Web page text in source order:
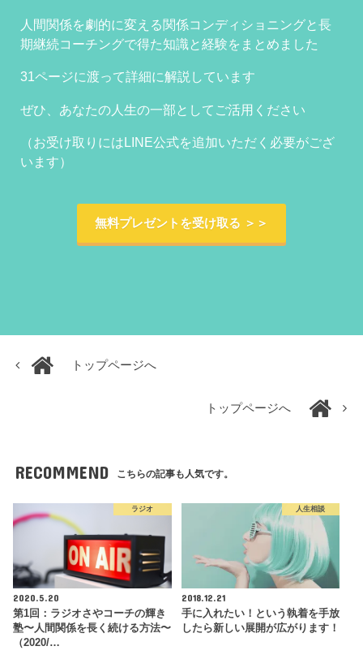
人間関係を劇的に変える関係コンディショニングと長
期継続コーチングで得た知識と経験をまとめました
31ページに渡って詳細に解説しています
ぜひ、あなたの人生の一部としてご活用ください
（お受け取りにはLINE公式を追加いただく必要がござ
います）
無料プレゼントを受け取る ＞＞
トップページへ
トップページへ
RECOMMEND こちらの記事も人気です。
ラジオ
2020.5.20
第1回：ラジオさやコーチの輝き
塾〜人間関係を長く続ける方法〜
（2020/…
人生相談
2018.12.21
手に入れたい！という執着を手放
したら新しい展開が広がります！